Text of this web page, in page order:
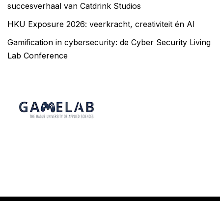
succesverhaal van Catdrink Studios
HKU Exposure 2026: veerkracht, creativiteit én AI
Gamification in cybersecurity: de Cyber Security Living
Lab Conference